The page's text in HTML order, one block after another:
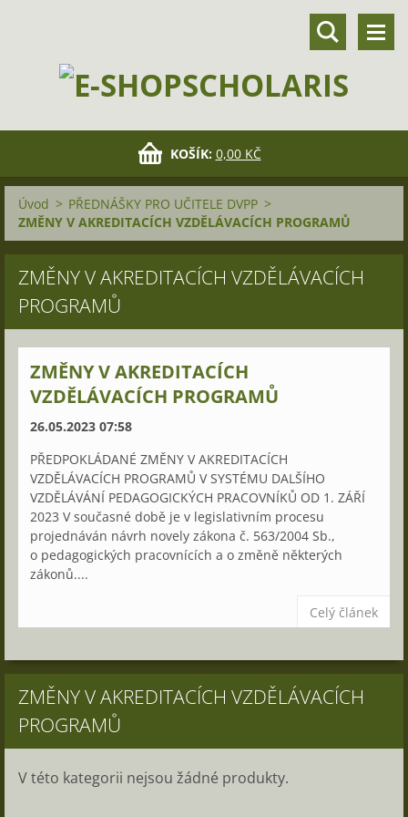
KOŠÍK: 0,00 KČ
Úvod > PŘEDNÁŠKY PRO UČITELE DVPP >
ZMĚNY V AKREDITACÍCH VZDĚLÁVACÍCH PROGRAMŮ
ZMĚNY V AKREDITACÍCH VZDĚLÁVACÍCH
PROGRAMŮ
ZMĚNY V AKREDITACÍCH
VZDĚLÁVACÍCH PROGRAMŮ
26.05.2023 07:58
PŘEDPOKLÁDANÉ ZMĚNY V AKREDITACÍCH
VZDĚLÁVACÍCH PROGRAMŮ V SYSTÉMU DALŠÍHO
VZDĚLÁVÁNÍ PEDAGOGICKÝCH PRACOVNÍKŮ OD 1. ZÁŘÍ
2023 V současné době je v legislativním procesu
projednáván návrh novely zákona č. 563/2004 Sb.,
o pedagogických pracovnících a o změně některých
zákonů....
Celý článek
ZMĚNY V AKREDITACÍCH VZDĚLÁVACÍCH
PROGRAMŮ
V této kategorii nejsou žádné produkty.